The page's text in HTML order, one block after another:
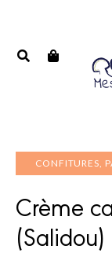
CONFITURES,
Crème
(Salidou)